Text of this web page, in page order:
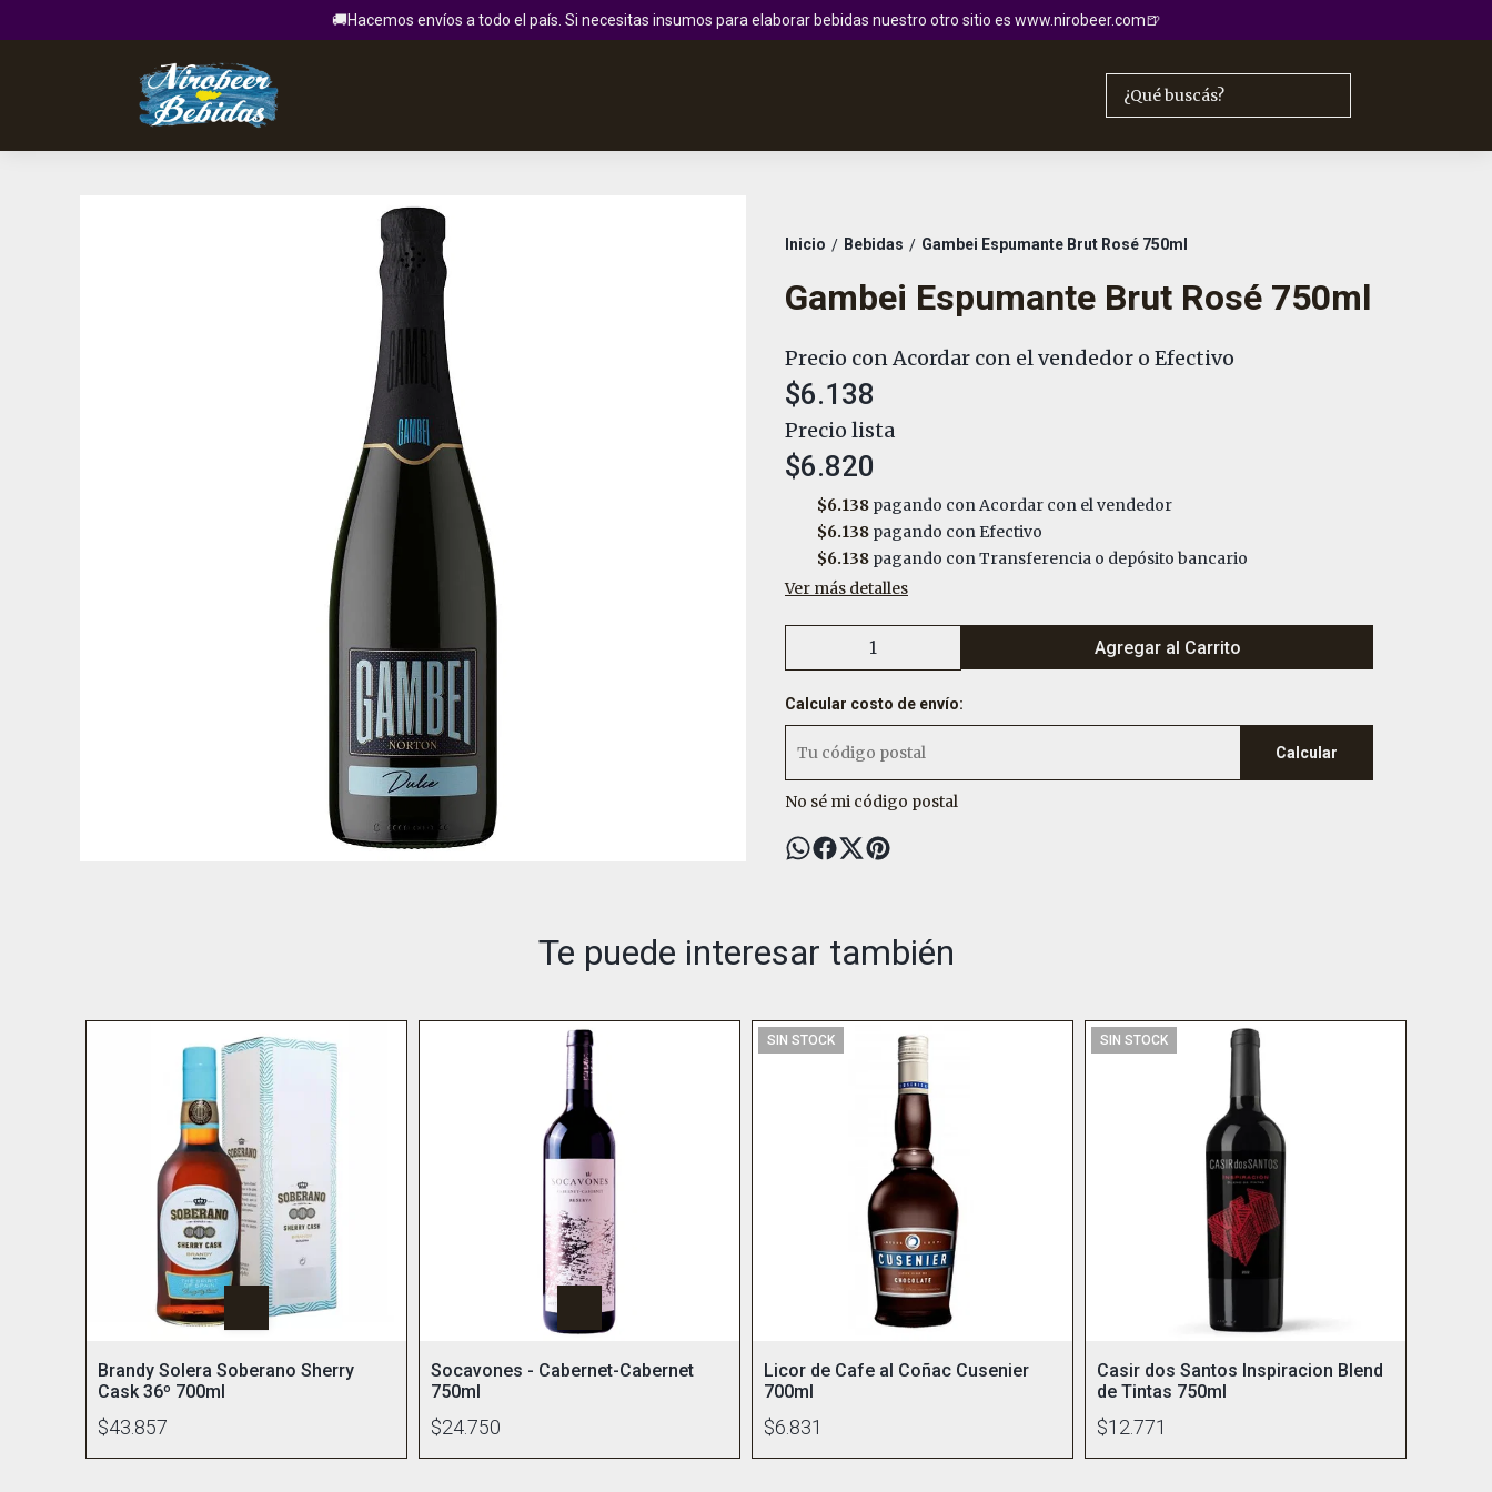
🚚Hacemos envíos a todo el país. Si necesitas insumos para elaborar bebidas nuestro otro sitio es www.nirobeer.com🍺
Inicio / Bebidas / Gambei Espumante Brut Rosé 750ml
Gambei Espumante Brut Rosé 750ml
Precio con Acordar con el vendedor o Efectivo
$6.138
Precio lista
$6.820
$6.138 pagando con Acordar con el vendedor
$6.138 pagando con Efectivo
$6.138 pagando con Transferencia o depósito bancario
Ver más detalles
Agregar al Carrito
Calcular costo de envío:
Calcular
No sé mi código postal
Te puede interesar también
Brandy Solera Soberano Sherry
Cask 36º 700ml
$43.857
Socavones - Cabernet-Cabernet
750ml
$24.750
SIN STOCK
Licor de Cafe al Coñac Cusenier
700ml
$6.831
SIN STOCK
Casir dos Santos Inspiracion Blend
de Tintas 750ml
$12.771